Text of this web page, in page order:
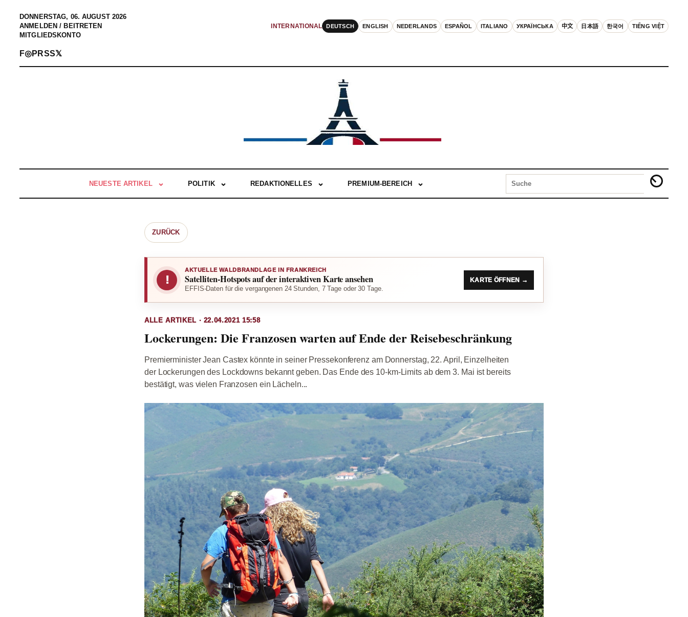
DONNERSTAG, 06. AUGUST 2026
ANMELDEN / BEITRETEN
MITGLIEDSKONTO
INTERNATIONAL DEUTSCH ENGLISH NEDERLANDS ESPAÑOL ITALIANO УКРАЇНСЬКА 中文 日本語 한국어 TIẾNG VIỆT
F◎PRSS𝕏
NEUESTE ARTIKEL POLITIK REDAKTIONELLES PREMIUM-BEREICH
ZURÜCK
!
AKTUELLE WALDBRANDLAGE IN FRANKREICH
Satelliten-Hotspots auf der interaktiven Karte ansehen
EFFIS-Daten für die vergangenen 24 Stunden, 7 Tage oder 30 Tage.
KARTE ÖFFNEN →
ALLE ARTIKEL · 22.04.2021 15:58
Lockerungen: Die Franzosen warten auf Ende der Reisebeschränkung
Premierminister Jean Castex könnte in seiner Pressekonferenz am Donnerstag, 22. April, Einzelheiten
der Lockerungen des Lockdowns bekannt geben. Das Ende des 10-km-Limits ab dem 3. Mai ist bereits
bestätigt, was vielen Franzosen ein Lächeln...